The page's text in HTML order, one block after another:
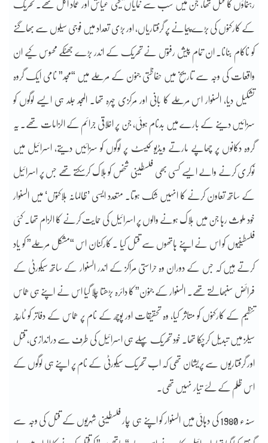
رہنماؤں کا قتل تھا، جن میں سب سے نمایاں یحییٰ عیاش اور عماد اکل تھے۔ تحریک
کے کارکنوں کی بڑے پیمانے پر گرفتاریاں، اور بڑی تعداد میں فوجی سیلوں سے بھاگنے
کو ناکام بنانا۔ ان تمام پیش رفتوں نے تحریک کے اندر بڑے جھٹکے محسوس کیے ان
واقعات کی وجہ سے تاریخ میں حفاظتی جنون کے مرحلے میں “مجد” نامی ایک گروہ
تشکیل دیا، السنوار اس مرحلے کا بانی اور مرکزی چہرہ تھا۔ المجد جلد ہی ایسے لوگوں کو
سزائیں دینے کے بارے میں بدنام ہوئی، جن پر اخلاقی جرائم کے الزامات تھے۔ یہ
گروہ دکانوں پر چھاپے مارتے ویڈیو کیسٹ پر لوگوں کو سزائیں دیتے، اسرائیل میں
نوکری کرنے والے ایسے کسی بھی فلسطینی شخص کو ہلاک کرسکتے تھے جس پر اسرائیل
کے ساتھ تعاون کرنے کا انہیں شک ہوتا۔ متعدد ایسی ’ظالمانہ ہلاکتوں‘ میں السنوار
خود ملوث رہا جن میں ہلاک ہونے والوں پر اسرائیل کی حمایت کرنے کا الزام تھا۔ کئی
فلسطینیوں کو اس نے اپنے ہاتھوں سے قتل کیا ۔ کارکنان اس “مشکل مرحلے” کو یاد
کرتے ہیں کہ جس کے دوران وہ حراستی مراکز کے اندر السنوار کے ساتھ سیکورٹی کے
فرائض سنبھالتے تھے۔ السنوار کے جنون” کا دائرہ بڑھتا چلا گیا اس نے اپنے ہی ھماس
تنظیم کے کارکنوں کو متاثر کیا، وہ تحقیقات اور پوچھ کے نام پر ھماس کے دفاتر کو ٹارچر
سیلز میں تبدیل کرچکا تھا۔ خود تحریک پہلے ہی اسرائیل کی طرف سے دراندازی، قتل
اور گرفتاریوں سے پریشان تھی کہ اب تحریک سیکورٹی کے نام پر اپنے ہی لوگوں کے
اس ظلم کے لئے تیار نہیں تھی۔
سنہء 1980 کی دہائی میں السنوار کو اپنے ہی چار فلسطینی شہریوں کے قتل کی وجہ سے